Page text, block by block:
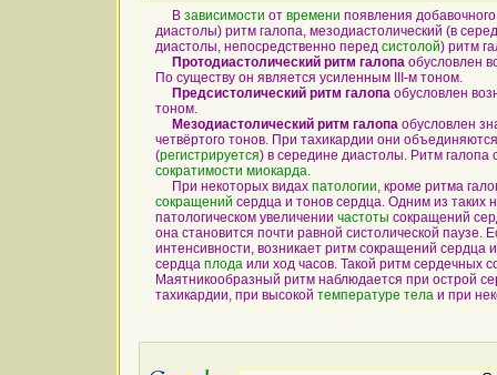
В зависимости от времени появления
диастолы) ритм галопа, мезодиастолический (в
диастолы, непосредственно перед систолой) ритм
Протодиастолический ритм галопа обусловлен
По существу он является усиленным III-м тоном.
Предсистолический ритм галопа обусловлен
тоном.
Мезодиастолический ритм галопа обусловлен
четвёртого тонов. При тахикардии они
(регистрируется) в середине диастолы. Ритм
сократимости миокарда.
При некоторых видах патологии, кроме ритма
сокращений сердца и тонов сердца. Одним из таких
патологическом увеличении частоты сокращений
она становится почти равной систолической
интенсивности, возникает ритм сокращений
сердца плода или ход часов. Такой ритм сердечных
Маятникообразный ритм наблюдается при острой
тахикардии, при высокой температуре тела и при